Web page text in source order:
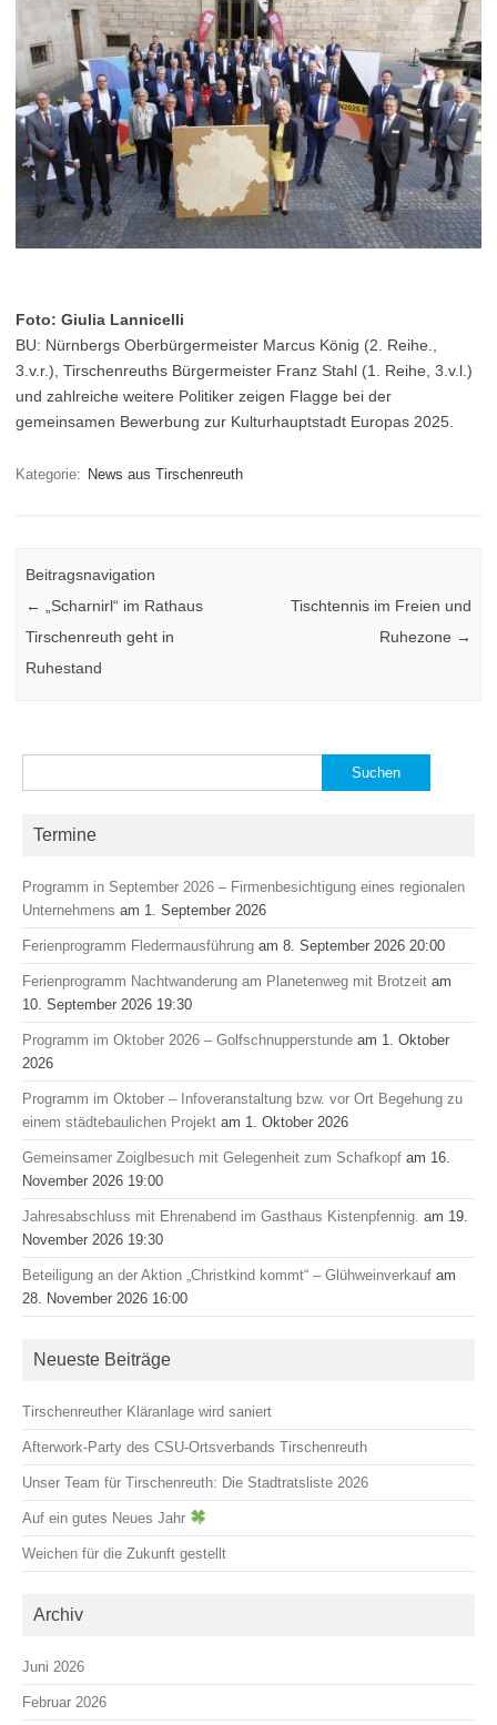
Foto: Giulia Lannicelli
BU: Nürnbergs Oberbürgermeister Marcus König (2. Reihe.,
3.v.r.), Tirschenreuths Bürgermeister Franz Stahl (1. Reihe, 3.v.l.)
und zahlreiche weitere Politiker zeigen Flagge bei der
gemeinsamen Bewerbung zur Kulturhauptstadt Europas 2025.
Kategorie: News aus Tirschenreuth
Beitragsnavigation
←
„Scharnirl“ im Rathaus
Tirschenreuth geht in
Ruhestand
Tischtennis im Freien und
Ruhezone →
nach:
Termine
Programm in September 2026 – Firmenbesichtigung eines regionalen
Unternehmens am 1. September 2026
Ferienprogramm Fledermausführung am 8. September 2026 20:00
Ferienprogramm Nachtwanderung am Planetenweg mit Brotzeit am
10. September 2026 19:30
Programm im Oktober 2026 – Golfschnupperstunde am 1. Oktober
2026
Programm im Oktober – Infoveranstaltung bzw. vor Ort Begehung zu
einem städtebaulichen Projekt am 1. Oktober 2026
Gemeinsamer Zoiglbesuch mit Gelegenheit zum Schafkopf am 16.
November 2026 19:00
Jahresabschluss mit Ehrenabend im Gasthaus Kistenpfennig. am 19.
November 2026 19:30
Beteiligung an der Aktion „Christkind kommt“ – Glühweinverkauf am
28. November 2026 16:00
Neueste Beiträge
Tirschenreuther Kläranlage wird saniert
Afterwork-Party des CSU-Ortsverbands Tirschenreuth
Unser Team für Tirschenreuth: Die Stadtratsliste 2026
Auf ein gutes Neues Jahr
Weichen für die Zukunft gestellt
Archiv
Juni 2026
Februar 2026